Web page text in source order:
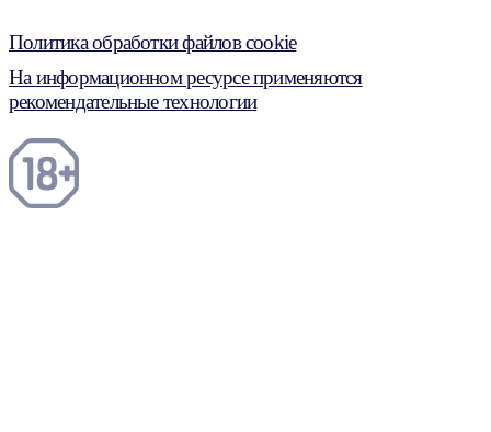
Политика обработки файлов cookie
На информационном ресурсе применяются
рекомендательные технологии